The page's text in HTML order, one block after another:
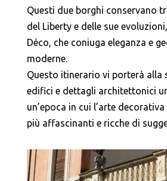
Questi due borghi conservano
del Liberty e delle sue
Déco, che coniuga eleganza e
moderne.
Questo itinerario vi porterà alla
edifici e dettagli architettonici
un’epoca in cui l’arte
più affascinanti e ricche di